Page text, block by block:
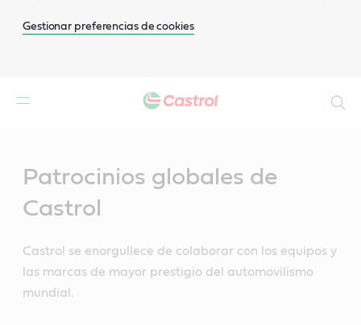
Gestionar preferencias de cookies
Patrocinios globales de
Castrol
Castrol se enorgullece de colaborar con los equipos y
las marcas de mayor prestigio del automovilismo
mundial.